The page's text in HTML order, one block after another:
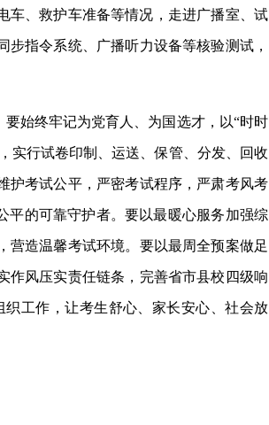
、救护车准备等情况，走进广播室、试
指令系统、广播听力设备等核验测试，
始终牢记为党育人、为国选才，以“时时
实行试卷印制、运送、保管、分发、回收
护考试公平，严密考试程序，严肃考风考
平的可靠守护者。要以最暖心服务加强综
营造温馨考试环境。要以最周全预案做足
作风压实责任链条，完善省市县校四级响
工作，让考生舒心、家长安心、社会放